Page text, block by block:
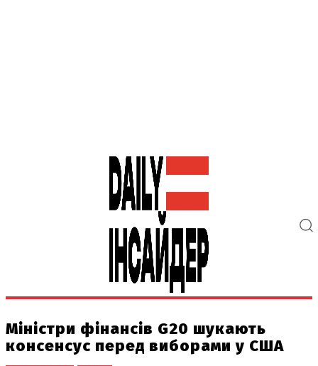
Міністри фінансів G20 шукають
консенсус перед виборами у США